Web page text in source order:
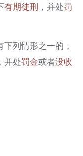
有期徒刑 ，并处罚
列情形之一的，
，并处罚金或者没收